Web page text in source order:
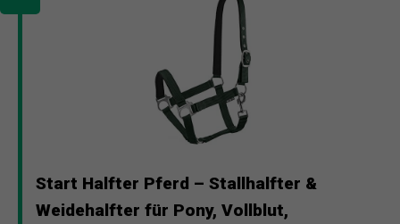
Start Halfter Pferd – Stallhalfter &
Weidehalfter für Pony, Vollblut,